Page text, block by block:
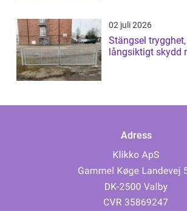
02 juli 2026
Stängsel trygghet, struktur och
långsiktigt skydd
Adress